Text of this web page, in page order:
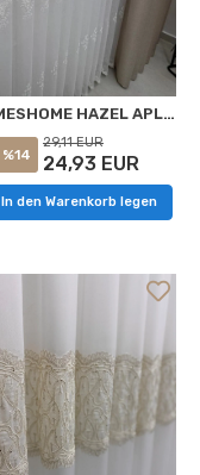
NİVEMESHOME HAZEL APLİK3 ECRU 1/3 KÜÇÜK BAMBU TÜL PERDE
%14
29,11 EUR
24,93 EUR
In den Warenkorb legen